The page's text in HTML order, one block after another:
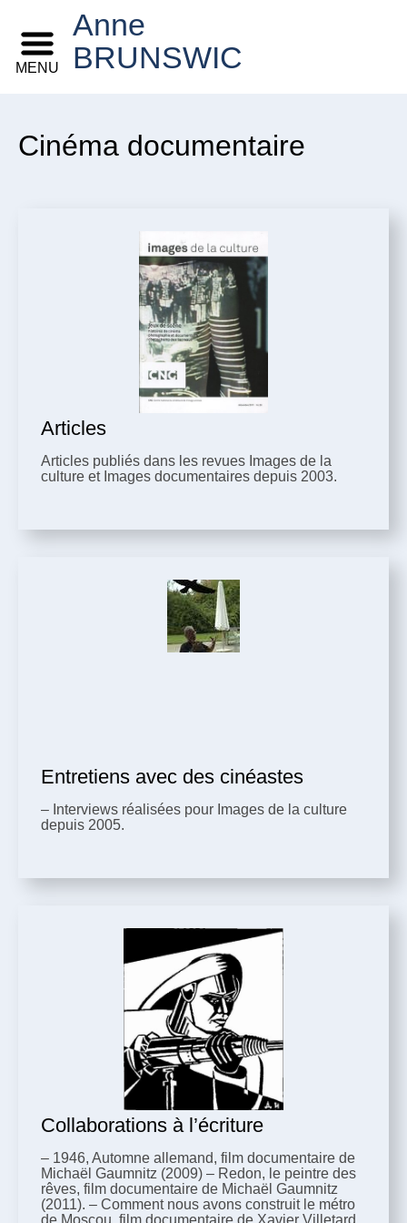
Anne
BRUNSWIC
MENU
Cinéma documentaire
Articles
Articles publiés dans les revues Images de la
culture et Images documentaires depuis 2003.
Entretiens avec des cinéastes
– Interviews réalisées pour Images de la culture
depuis 2005.
Collaborations à l’écriture
– 1946, Automne allemand, film documentaire de
Michaël Gaumnitz (2009) – Redon, le peintre des
rêves, film documentaire de Michaël Gaumnitz
(2011). – Comment nous avons construit le métro
de Moscou, film documentaire de Xavier Villetard